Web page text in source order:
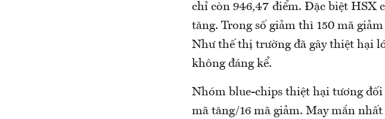
chỉ còn 946,47 điểm. Đặc biệt HSX
tăng. Trong số giảm thì 150 mã
Như thế thị trường đã gây thiệt hại
không đáng kể.
Nhóm blue-chips thiệt hại tương
mã tăng/16 mã giảm. May mắn